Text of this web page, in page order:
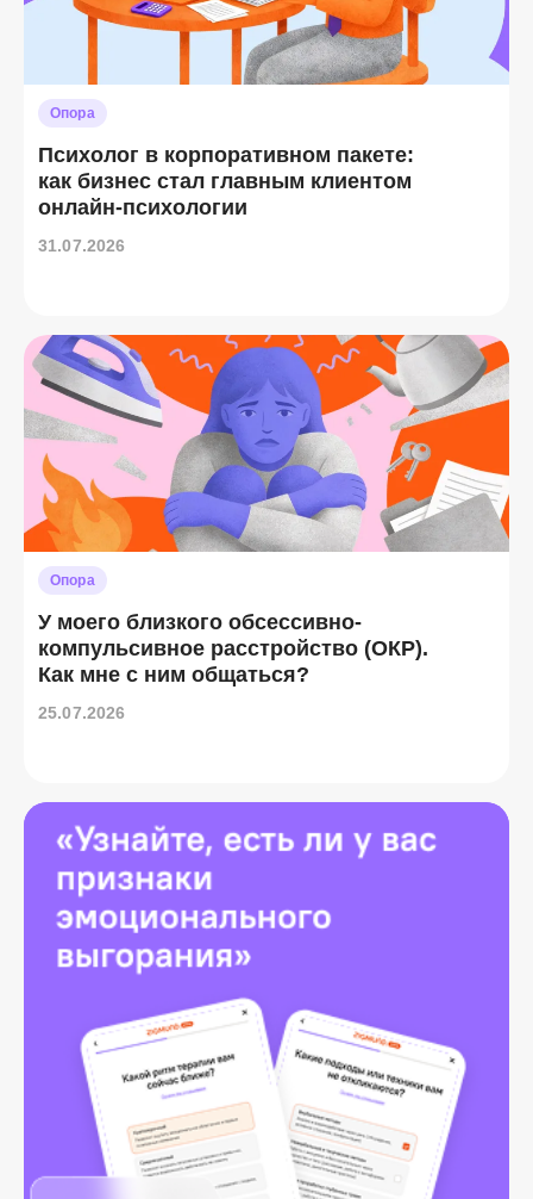
Опора
Психолог в корпоративном пакете:
как бизнес стал главным клиентом
онлайн-психологии
31.07.2026
Опора
У моего близкого обсессивно-
компульсивное расстройство (ОКР).
Как мне с ним общаться?
25.07.2026